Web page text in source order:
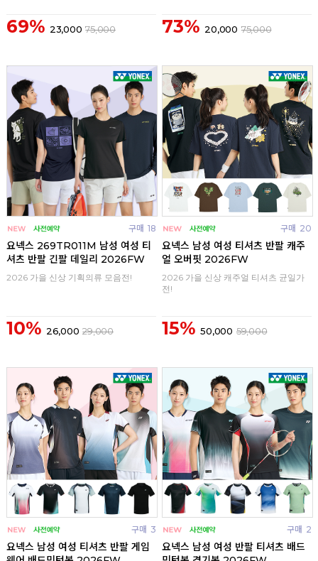
69% 23,000 75,000 73% 20,000 75,000
구매 18
요넥스 269TR011M 남성 여성 티
셔츠 반팔 긴팔 데일리 2026FW
2026 가을 신상 기획의류 모음전!
10% 26,000 29,000
구매 20
요넥스 남성 여성 티셔츠 반팔 캐주
얼 오버핏 2026FW
2026 가을 신상 캐주얼 티셔츠 균일가
전!
15% 50,000 59,000
구매 3
요넥스 남성 여성 티셔츠 반팔 게임
구매 2
요넥스 남성 여성 반팔 티셔츠 배드